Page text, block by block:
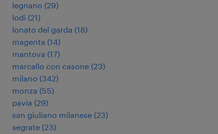
legnano (29)
lodi (21)
lonato del garda (18)
magenta (14)
mantova (17)
marcallo con casone (23)
milano (342)
monza (55)
pavia (29)
san giuliano milanese (23)
segrate (23)